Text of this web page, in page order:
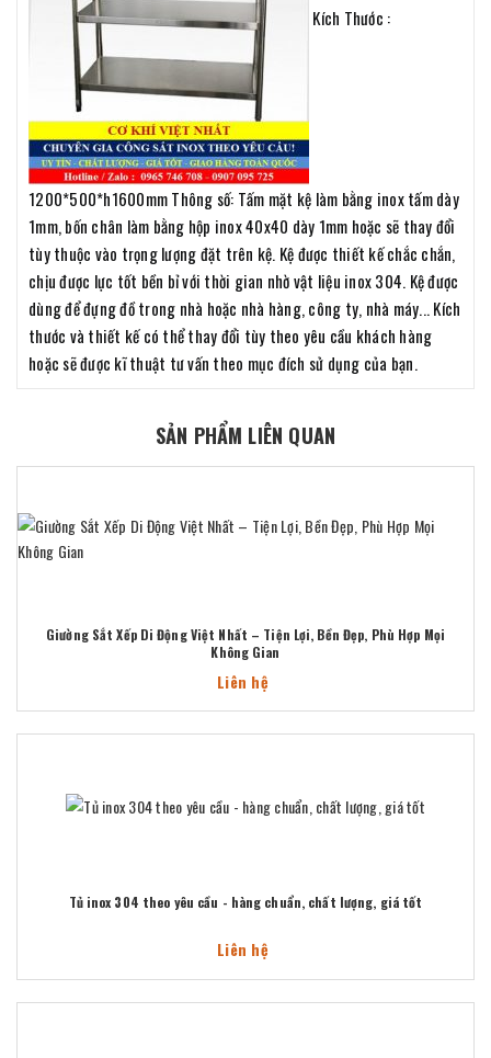
Kích Thước :
1200*500*h1600mm Thông số: Tấm mặt kệ làm bằng inox tấm dày
1mm, bốn chân làm bằng hộp inox 40x40 dày 1mm hoặc sẽ thay đổi
tùy thuộc vào trọng lượng đặt trên kệ. Kệ được thiết kế chắc chắn,
chịu được lực tốt bền bỉ với thời gian nhờ vật liệu inox 304. Kệ được
dùng để đựng đồ trong nhà hoặc nhà hàng, công ty, nhà máy... Kích
thước và thiết kế có thể thay đổi tùy theo yêu cầu khách hàng
hoặc sẽ được kĩ thuật tư vấn theo mục đích sử dụng của bạn.
SẢN PHẨM LIÊN QUAN
Giường Sắt Xếp Di Động Việt Nhất – Tiện Lợi, Bền Đẹp, Phù Hợp Mọi
Không Gian
Liên hệ
Tủ inox 304 theo yêu cầu - hàng chuẩn, chất lượng, giá tốt
Liên hệ